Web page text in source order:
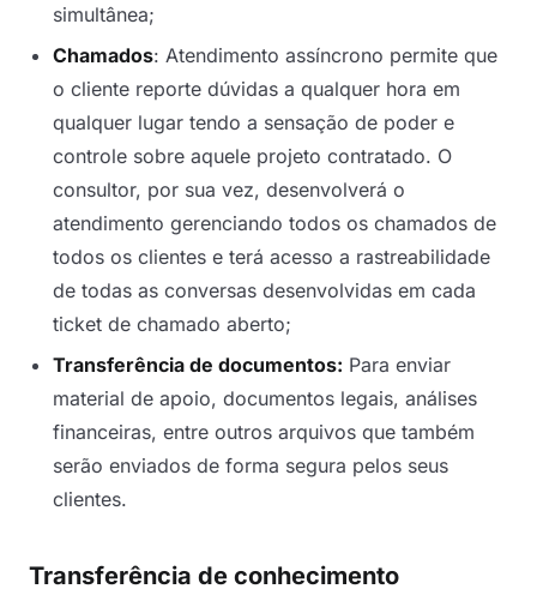
simultânea;
Chamados: Atendimento assíncrono permite que
o cliente reporte dúvidas a qualquer hora em
qualquer lugar tendo a sensação de poder e
controle sobre aquele projeto contratado. O
consultor, por sua vez, desenvolverá o
atendimento gerenciando todos os chamados de
todos os clientes e terá acesso a rastreabilidade
de todas as conversas desenvolvidas em cada
ticket de chamado aberto;
Transferência de documentos: Para enviar
material de apoio, documentos legais, análises
financeiras, entre outros arquivos que também
serão enviados de forma segura pelos seus
clientes.
Transferência de conhecimento